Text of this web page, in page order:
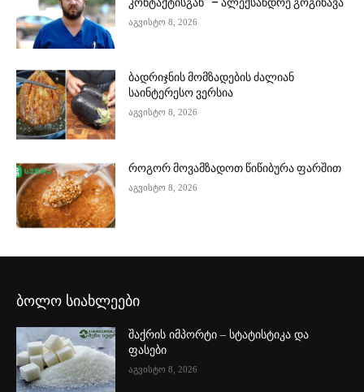
აგვისტო 8, 2026
ბადრიჯნის მომზადების ძალიან
საინტერესო ვერსია
აგვისტო 8, 2026
როგორ მოვამზადოთ წიწიბურა ფარშით
აგვისტო 8, 2026
ბოლო სიახლეები
შაქრის იმპორტი – სტატისტიკა და
ფასები
აგვისტო 8, 2026